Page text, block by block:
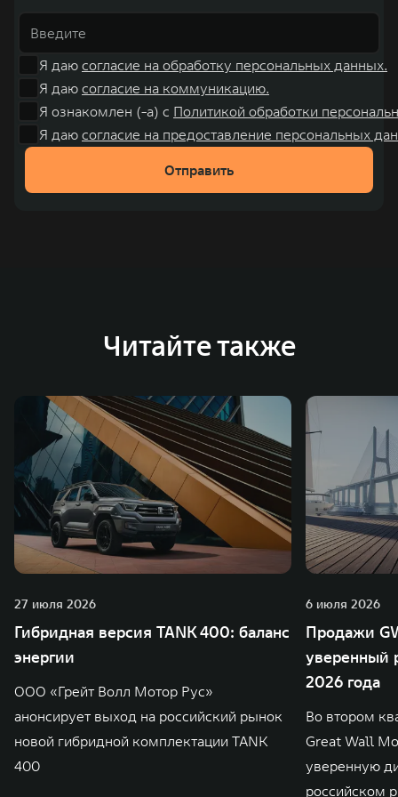
Я даю согласие на обработку персональных данных.
Я даю согласие на коммуникацию.
Я ознакомлен (-а) с Политикой обработки
Я даю согласие на предоставление персональных
Отправить
Читайте также
27 июля 2026
Гибридная версия TANK 400: баланс
энергии
ООО «Грейт Волл Мотор Рус»
анонсирует выход на российский рынок
новой гибридной комплектации TANK
400
6 июля 2026
Продажи
уверенный
2026 года
Во втором
Great Wall
уверенную
российском